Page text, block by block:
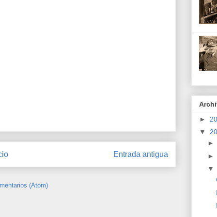
Entrada antigua
(Atom)
►
▼